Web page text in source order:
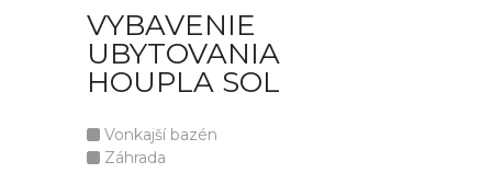
VYBAVENIE
UBYTOVANIA
HOUPLA SOL
Vonkajší bazén
Záhrada